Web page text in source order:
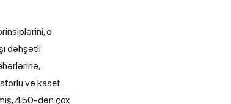
o
dəhşətli
və kaset
450-dən çox